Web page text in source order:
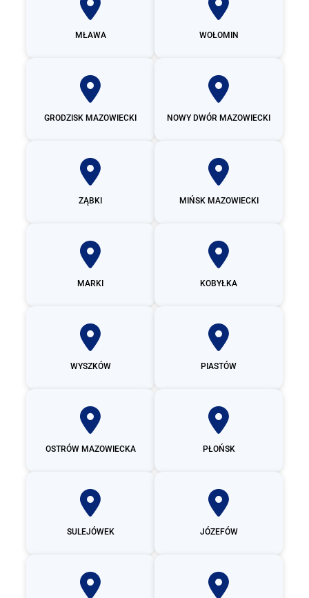
MŁAWA WOŁOMIN
GRODZISK MAZOWIECKI NOWY DWÓR MAZOWIECKI
ZĄBKI MIŃSK MAZOWIECKI
MARKI KOBYŁKA
WYSZKÓW PIASTÓW
OSTRÓW MAZOWIECKA PŁOŃSK
SULEJÓWEK JÓZEFÓW